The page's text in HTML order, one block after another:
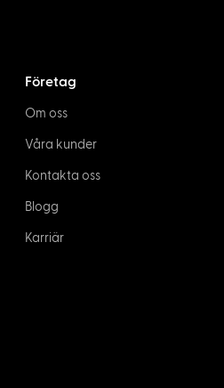
Företag
Om oss
Våra kunder
Kontakta oss
Blogg
Karriär